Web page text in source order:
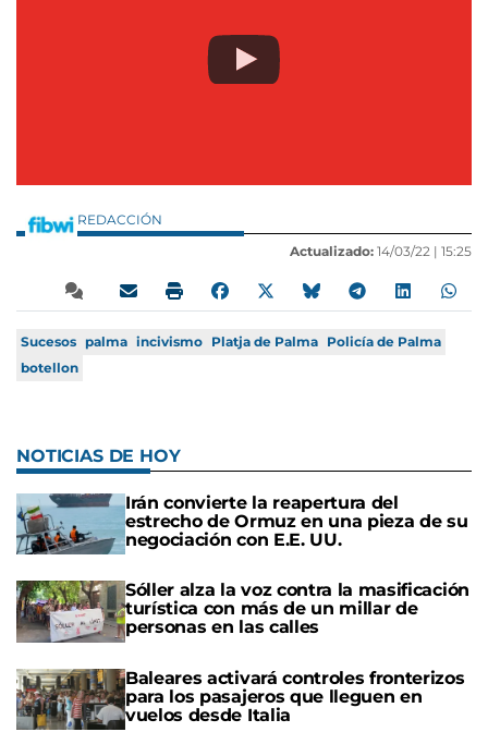
REDACCIÓN
Actualizado: 14/03/22 | 15:25
Sucesos palma incivismo Platja de Palma Policía de Palma
botellon
NOTICIAS DE HOY
Irán convierte la reapertura del
estrecho de Ormuz en una pieza de su
negociación con E.E. UU.
Sóller alza la voz contra la masificación
turística con más de un millar de
personas en las calles
Baleares activará controles fronterizos
para los pasajeros que lleguen en
vuelos desde Italia